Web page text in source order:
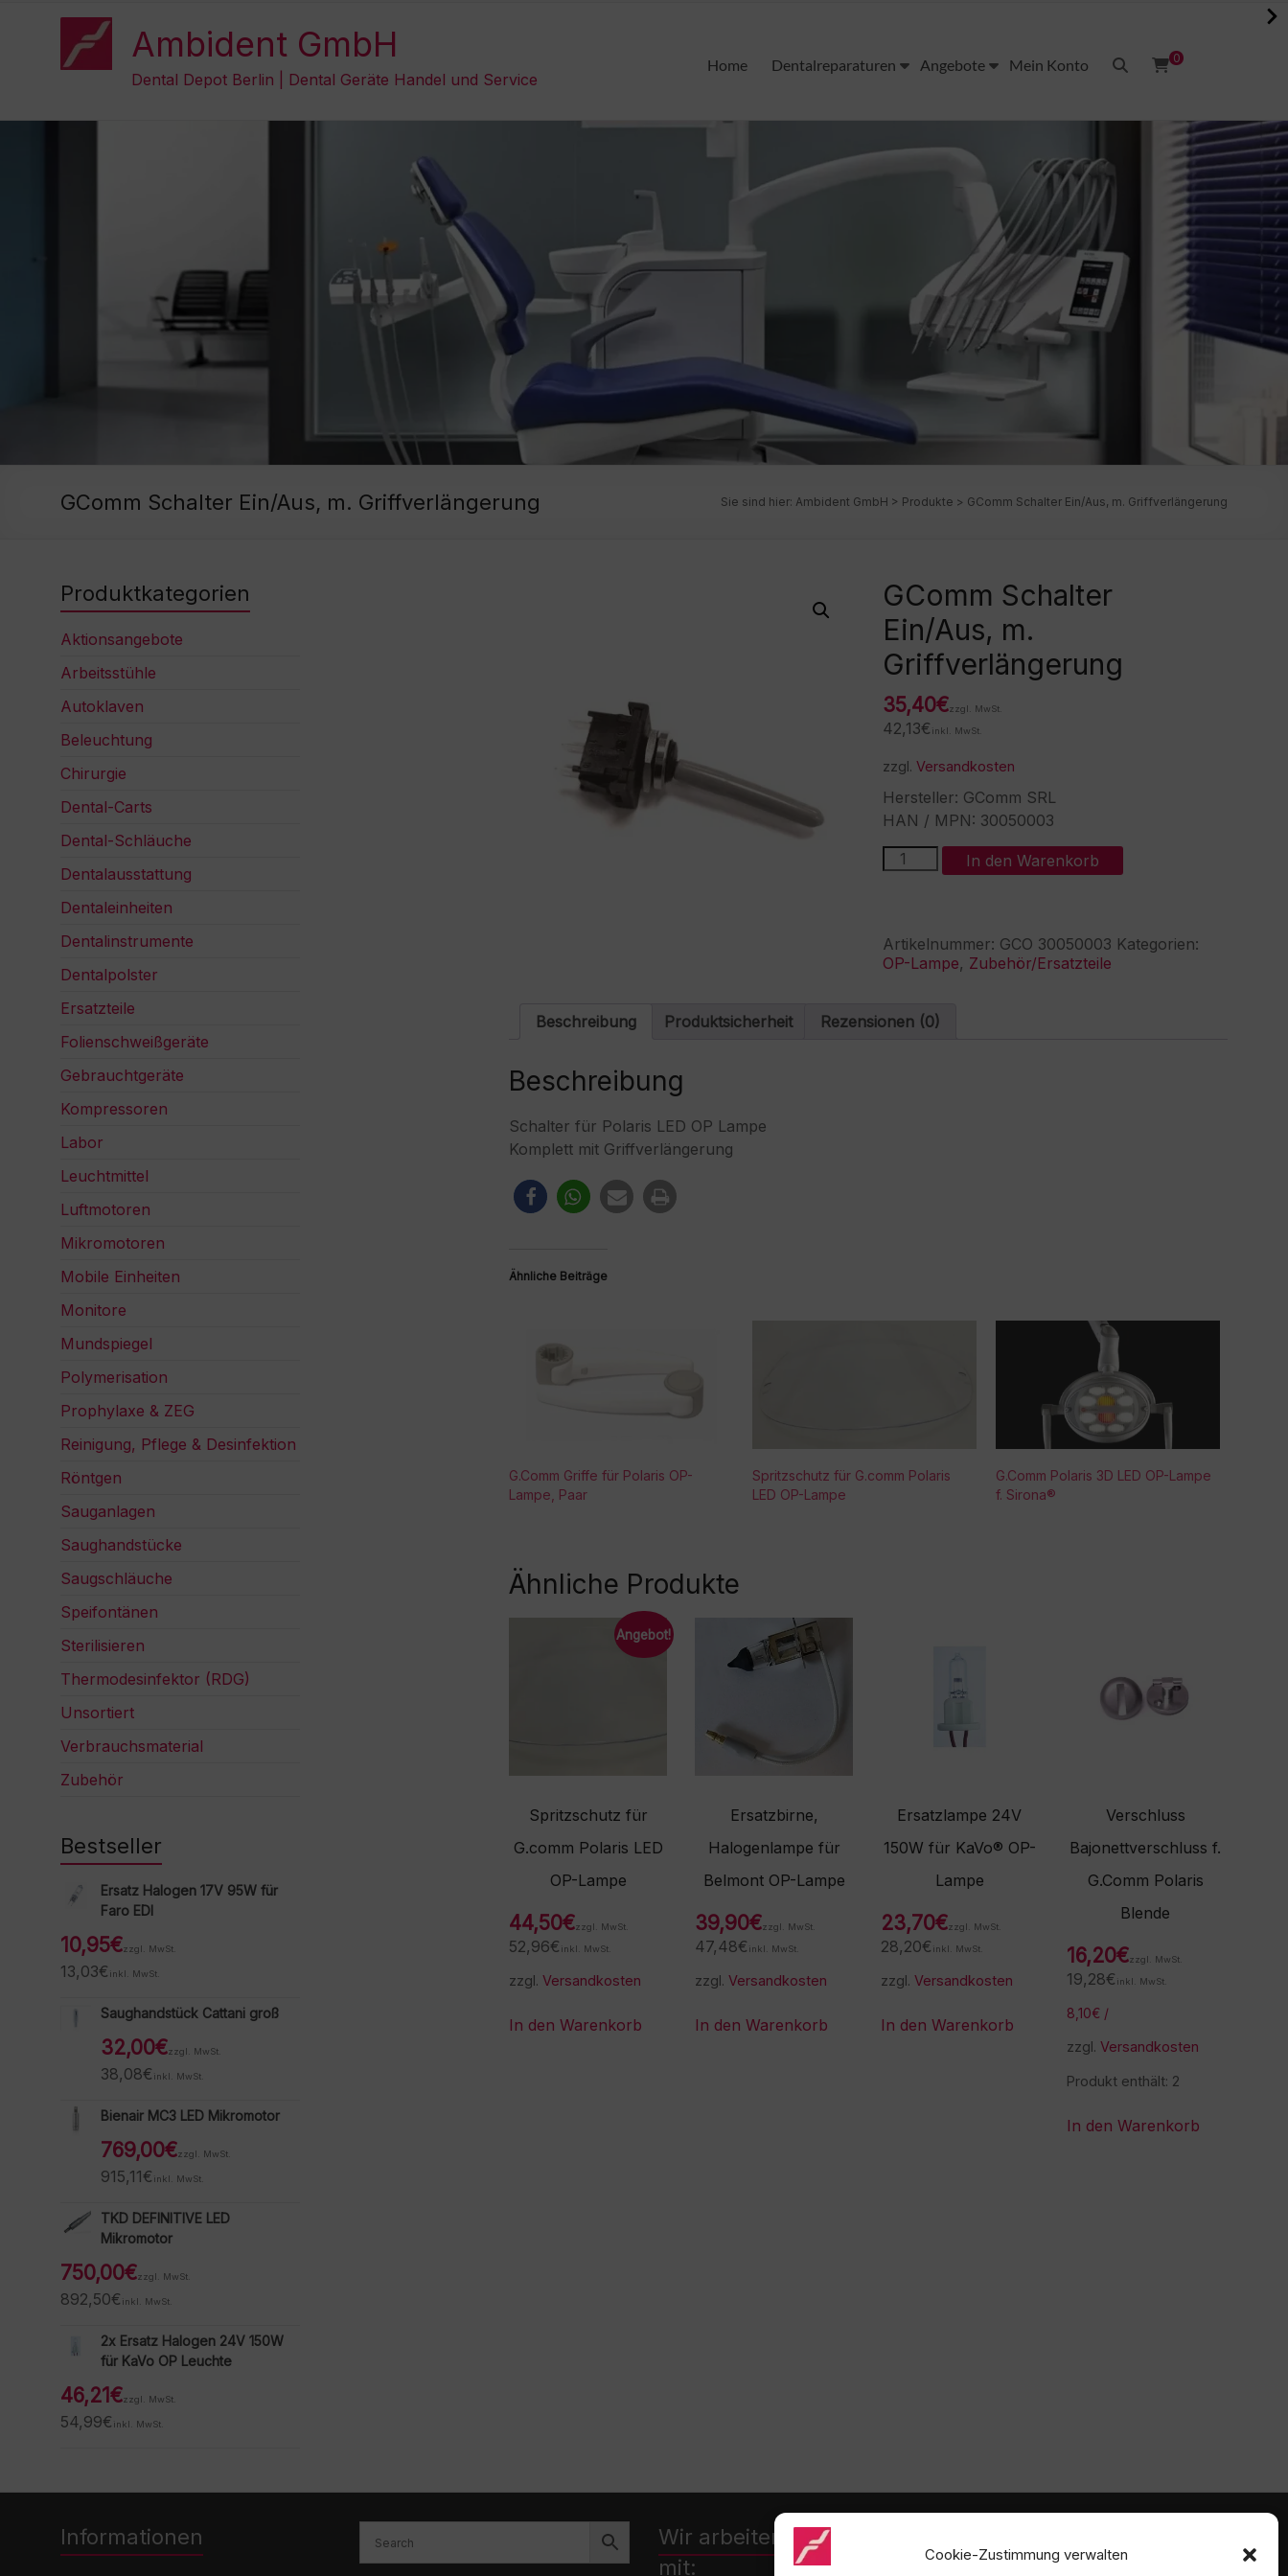
Cookie-Zustimmung verwalten
Ambident GmbH
Dental Depot Berlin | Dental Geräte Handel und Service
0
Home Dentalreparaturen Angebote Mein Konto
GComm Schalter Ein/Aus, m. Griffverlängerung Sie sind hier: Ambident GmbH > Produkte > GComm Schalter Ein/Aus, m. Griffverlängerung
GComm Schalter
Ein/Aus, m.
Griffverlängerung
35,40€zzgl. MwSt.
42,13€ inkl. MwSt.
zzgl. Versandkosten
Hersteller: GComm SRL
HAN / MPN: 30050003
GComm
Schalter
Menge
In den Warenkorb
n
Artikelnummer: GCO 30050003 Kategorien:
OP-Lampe, Zubehör/Ersatzteile
Beschreibung Produktsicherheit Rezensionen (0)
Beschreibung
Schalter für Polaris LED OP Lampe
Komplett mit Griffverlängerung
Ähnliche Beiträge
G.Comm Griffe für Polaris OP-
Lampe, Paar
Spritzschutz für G.comm Polaris
LED OP-Lampe
G.Comm Polaris 3D LED OP-Lampe
f. Sirona®
Ähnliche Produkte
Angebot!
Spritzschutz für
G.comm Polaris LED
OP-Lampe
44,50€zzgl. MwSt.
52,96€ inkl. MwSt.
zzgl. Versandkosten
In den Warenkorb
Ersatzbirne,
Halogenlampe für
Belmont OP-Lampe
39,90€zzgl. MwSt.
47,48€ inkl. MwSt.
zzgl. Versandkosten
In den Warenkorb
Ersatzlampe 24V
150W für KaVo® OP-
Lampe
23,70€zzgl. MwSt.
28,20€ inkl. MwSt.
zzgl. Versandkosten
In den Warenkorb
Verschluss
Bajonettverschluss f.
G.Comm Polaris
Blende
16,20€zzgl. MwSt.
19,28€ inkl. MwSt.
8,10€/
zzgl. Versandkosten
Produkt enthält: 2
In den Warenkorb
Produktkategorien
Aktionsangebote
Arbeitsstühle
Autoklaven
Beleuchtung
Chirurgie
Dental-Carts
Dental-Schläuche
Dentalausstattung
Dentaleinheiten
Dentalinstrumente
Dentalpolster
Ersatzteile
Folienschweißgeräte
Gebrauchtgeräte
Kompressoren
Labor
Leuchtmittel
Luftmotoren
Mikromotoren
Mobile Einheiten
Monitore
Mundspiegel
Polymerisation
Prophylaxe & ZEG
Reinigung, Pflege & Desinfektion
Röntgen
Sauganlagen
Saughandstücke
Saugschläuche
Speifontänen
Sterilisieren
Thermodesinfektor (RDG)
Unsortiert
Verbrauchsmaterial
Zubehör
Bestseller
Ersatz Halogen 17V 95W für
Faro EDI
10,95€zzgl. MwSt.
13,03€ inkl. MwSt.
Saughandstück Cattani groß
32,00€zzgl. MwSt.
38,08€ inkl. MwSt.
Bienair MC3 LED Mikromotor
769,00€zzgl. MwSt.
915,11€ inkl. MwSt.
TKD DEFINITIVE LED
Mikromotor
750,00€zzgl. MwSt.
892,50€ inkl. MwSt.
2x Ersatz Halogen 24V 150W
für KaVo OP Leuchte
46,21€zzgl. MwSt.
54,99€ inkl. MwSt.
Informationen
Wir arbeiten zusammen
mit: